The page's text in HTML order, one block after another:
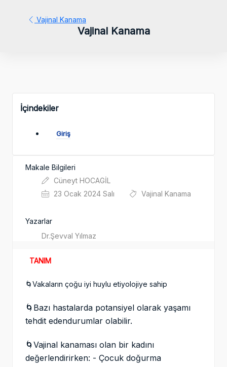
Vajinal Kanama
Vajinal Kanama
İçindekiler
Giriş
Makale Bilgileri
Cüneyt HOCAGİL
23 Ocak 2024 Salı
Vajinal Kanama
Yazarlar
Dr.Şevval Yılmaz
TANIM
🌀Vakaların çoğu iyi huylu etiyolojiye sahip
🌀Bazı hastalarda potansiyel olarak yaşamı
tehdit edendurumlar olabilir.
🌀Vajinal kanaması olan bir kadını
değerlendirirken: - Çocuk doğurma